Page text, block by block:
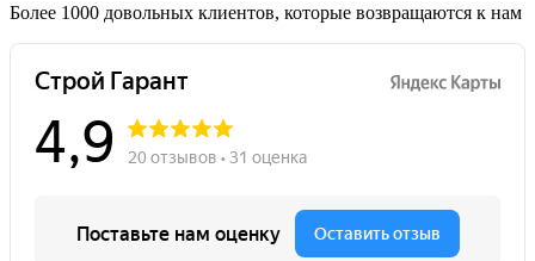
Более 1000 довольных клиентов, которые возвращаются к нам